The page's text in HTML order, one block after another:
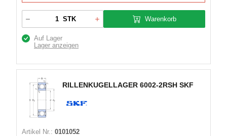
STK Warenkorb
Auf Lager
Lager anzeigen
RILLENKUGELLAGER 6002-2RSH SKF
Artikel Nr.: 0101052